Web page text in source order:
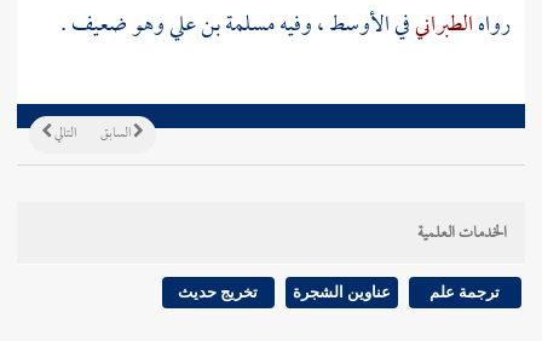
رواهالطبرانيفي الأوسط ، وفيهمسلمة بن عليوهو ضعيف .
التالي السابق
الخدمات العلمية
ترجمة علم عناوين الشجرة تخريج حديث